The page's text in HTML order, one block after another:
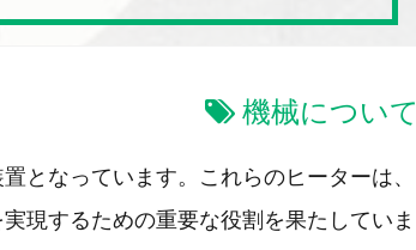
機械について
となっています。これらのヒーターは、
現するための重要な役割を果たしていま